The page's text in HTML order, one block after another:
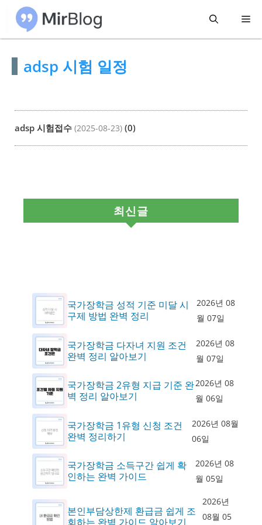
메
adsp 시험 일정
adsp 시험접수 (2025-08-23) (0)
최신글
국가장학금 성적 기준 미달 시
구제 방법 완벽 정리
2026년 08
월 07일
국가장학금 다자녀 지원 조건
완벽 정리 알아보기
2026년 08
월 07일
국가장학금 2유형 지급 기준 완
벽 정리 알아보기
2026년 08
월 06일
국가장학금 1유형 신청 조건
완벽 정리하기
2026년 08월
06일
국가장학금 소득구간 쉽게 확
인하는 완벽 가이드
2026년 08
월 05일
본인부담상한제 환급금 쉽게 조
회하는 완벽 가이드 알아보기
2026년
08월 05